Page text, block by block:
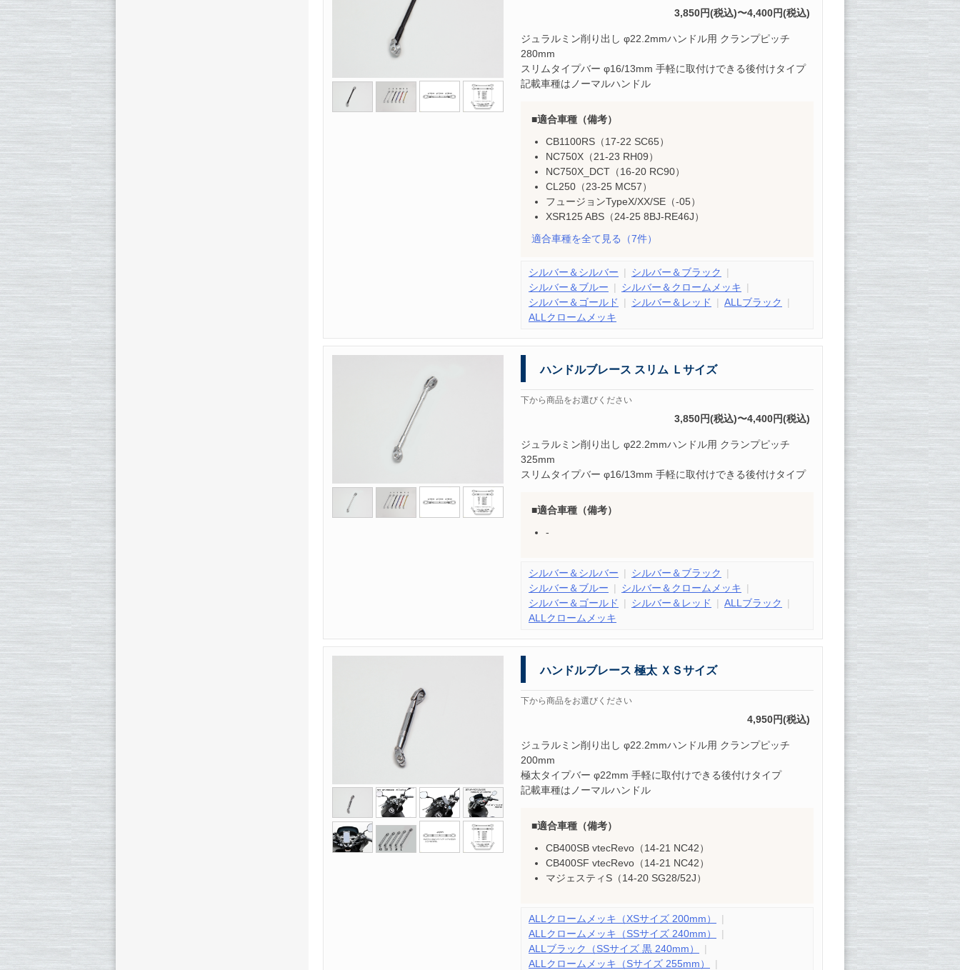
3,850円(税込)〜4,400円(税込)
ジュラルミン削り出し φ22.2mmハンドル用 クランプピッチ
280mm
スリムタイプバー φ16/13mm 手軽に取付けできる後付けタイプ
記載車種はノーマルハンドル
適合車種（備考）
CB1100RS（17-22 SC65）
NC750X（21-23 RH09）
NC750X_DCT（16-20 RC90）
CL250（23-25 MC57）
フュージョンTypeX/XX/SE（-05）
XSR125 ABS（24-25 8BJ-RE46J）
適合車種を全て見る
（7件）
シルバー＆シルバー
シルバー＆ブラック
シルバー＆ブルー
シルバー＆クロームメッキ
シルバー＆ゴールド
シルバー＆レッド
ALLブラック
ALLクロームメッキ
ハンドルブレース スリム Ｌサイズ
下から商品をお選びください
3,850円(税込)〜4,400円(税込)
ジュラルミン削り出し φ22.2mmハンドル用 クランプピッチ
325mm
スリムタイプバー φ16/13mm 手軽に取付けできる後付けタイプ
適合車種（備考）
-
シルバー＆シルバー
シルバー＆ブラック
シルバー＆ブルー
シルバー＆クロームメッキ
シルバー＆ゴールド
シルバー＆レッド
ALLブラック
ALLクロームメッキ
ハンドルブレース 極太 ＸＳサイズ
下から商品をお選びください
4,950円(税込)
ジュラルミン削り出し φ22.2mmハンドル用 クランプピッチ
200mm
極太タイプバー φ22mm 手軽に取付けできる後付けタイプ
記載車種はノーマルハンドル
適合車種（備考）
CB400SB vtecRevo（14-21 NC42）
CB400SF vtecRevo（14-21 NC42）
マジェスティS（14-20 SG28/52J）
ALLクロームメッキ（XSサイズ 200mm）
ALLクロームメッキ（SSサイズ 240mm）
ALLブラック（SSサイズ 黒 240mm）
ALLクロームメッキ（Sサイズ 255mm）